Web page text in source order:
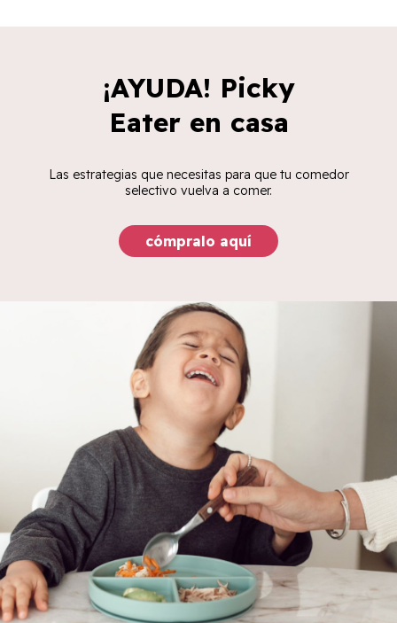
¡AYUDA! Picky
Eater en casa
Las estrategias que necesitas para que tu comedor
selectivo vuelva a comer.
cómpralo aquí